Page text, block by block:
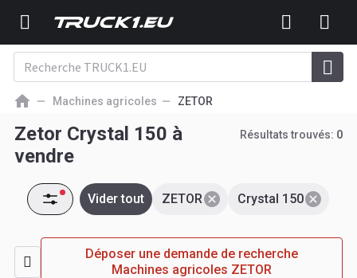
Machines agricoles ZETOR
Zetor Crystal 150 à
vendre
Résultats trouvés: 0
Crystal 150
ZETOR
Vider tout
Déposer une demande de recherche
Machines agricoles ZETOR